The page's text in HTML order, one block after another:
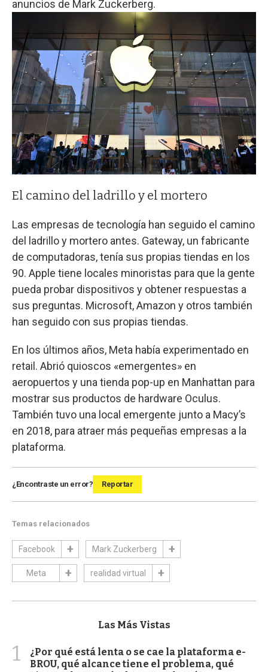
anuncios de Mark Zuckerberg.
El camino del ladrillo y el mortero
Las empresas de tecnología han seguido el camino
del ladrillo y mortero antes. Gateway, un fabricante
de computadoras, tenía sus propias tiendas en los
90. Apple tiene locales minoristas para que la gente
pueda probar dispositivos y obtener respuestas a
sus preguntas. Microsoft, Amazon y otros también
han seguido con sus propias tiendas.
En los últimos años, Meta había experimentado en
retail. Abrió quioscos «emergentes» en
aeropuertos y una tienda pop-up en Manhattan para
mostrar sus productos de hardware Oculus.
También tuvo una local emergente junto a Macy’s
en 2018, para atraer más pequeñas empresas a la
plataforma.
¿Encontraste un error? Reportar
Temas relacionados
Facebook Mark Zuckerberg
Meta realidad virtual
Las Más Vistas
1
¿Por qué está lenta o se cae la plataforma e-
BROU, qué alcance tiene el problema, qué